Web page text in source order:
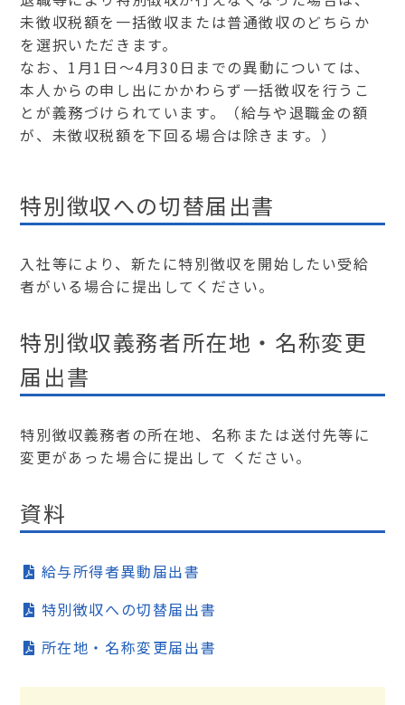
未徴収税額を一括徴収または普通徴収のどちらか
を選択いただきます。
なお、1月1日～4月30日までの異動については、
本人からの申し出にかかわらず一括徴収を行うこ
とが義務づけられています。（給与や退職金の額
が、未徴収税額を下回る場合は除きます。）
特別徴収への切替届出書
入社等により、新たに特別徴収を開始したい受給
者がいる場合に提出してください。
特別徴収義務者所在地・名称変更
届出書
特別徴収義務者の所在地、名称または送付先等に
変更があった場合に提出して ください。
資料
給与所得者異動届出書
特別徴収への切替届出書
所在地・名称変更届出書